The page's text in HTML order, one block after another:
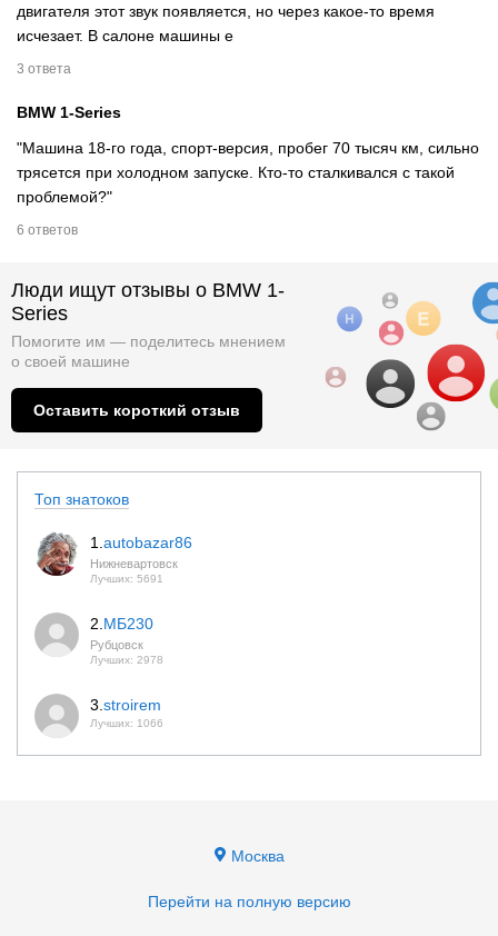
двигателя этот звук появляется, но через какое-то время
исчезает. В салоне машины е
3 ответа
BMW 1-Series
"Машина 18-го года, спорт-версия, пробег 70 тысяч км, сильно
трясется при холодном запуске. Кто-то сталкивался с такой
проблемой?"
6 ответов
Люди ищут отзывы о BMW 1-
Series
Помогите им — поделитесь мнением
о своей машине
Оставить короткий отзыв
Топ знатоков
1. autobazar86
Нижневартовск
Лучших: 5691
2. МБ230
Рубцовск
Лучших: 2978
3. stroirem
Лучших: 1066
Москва
Перейти на полную версию